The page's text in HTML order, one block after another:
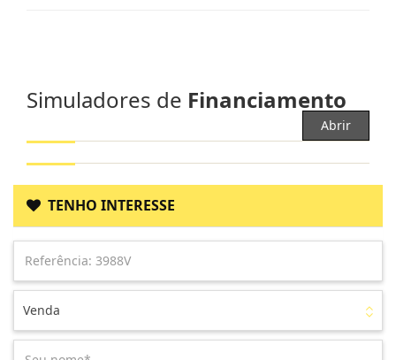
Simuladores de Financiamento
Abrir
TENHO INTERESSE
Venda